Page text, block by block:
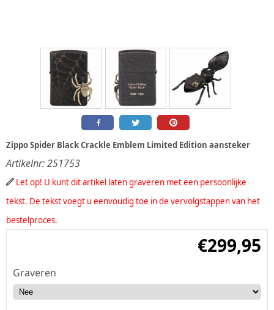
Zippo Spider Black Crackle Emblem Limited Edition aansteker
Artikelnr:251753
Let op! U kunt dit artikel laten graveren met een persoonlijke
tekst. De tekst voegt u eenvoudig toe in de vervolgstappen van het
bestelproces.
€299,95
Graveren